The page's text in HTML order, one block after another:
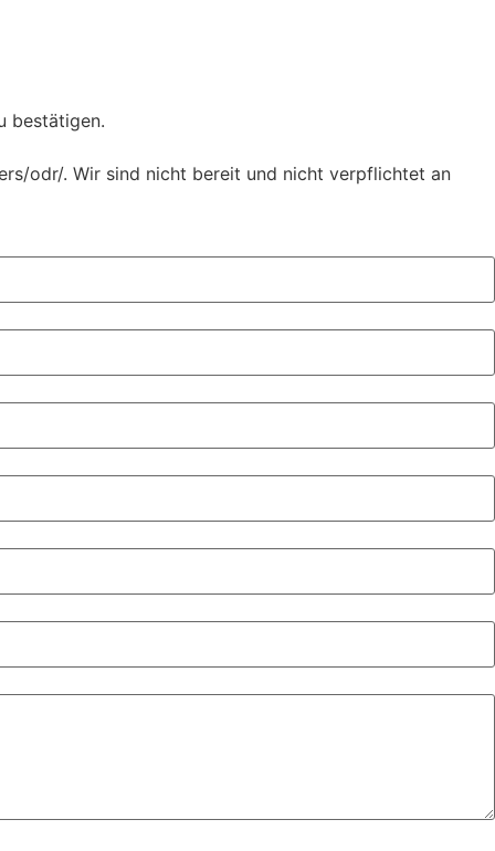
bestätigen.
odr/. Wir sind nicht bereit und nicht verpflichtet an